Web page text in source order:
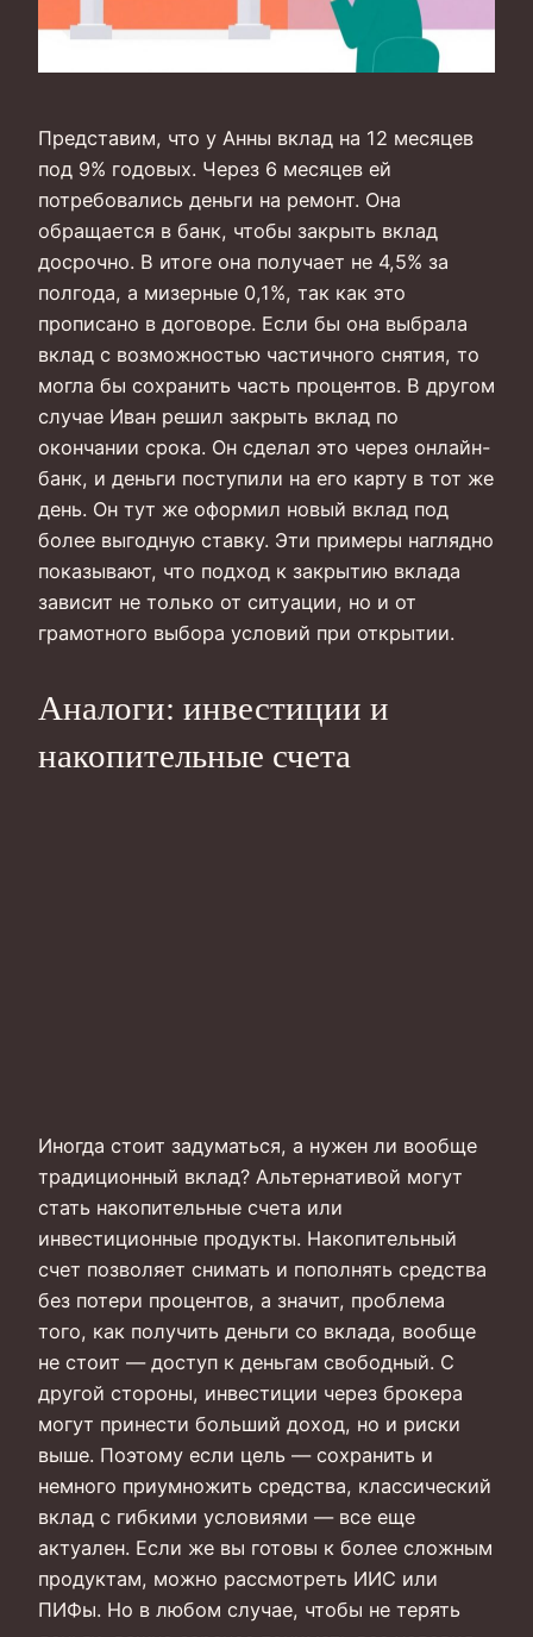
Представим, что у Анны вклад на 12 месяцев
под 9% годовых. Через 6 месяцев ей
потребовались деньги на ремонт. Она
обращается в банк, чтобы закрыть вклад
досрочно. В итоге она получает не 4,5% за
полгода, а мизерные 0,1%, так как это
прописано в договоре. Если бы она выбрала
вклад с возможностью частичного снятия, то
могла бы сохранить часть процентов. В другом
случае Иван решил закрыть вклад по
окончании срока. Он сделал это через онлайн-
банк, и деньги поступили на его карту в тот же
день. Он тут же оформил новый вклад под
более выгодную ставку. Эти примеры наглядно
показывают, что подход к закрытию вклада
зависит не только от ситуации, но и от
грамотного выбора условий при открытии.
Аналоги: инвестиции и
накопительные счета
Иногда стоит задуматься, а нужен ли вообще
традиционный вклад? Альтернативой могут
стать накопительные счета или
инвестиционные продукты. Накопительный
счет позволяет снимать и пополнять средства
без потери процентов, а значит, проблема
того, как получить деньги со вклада, вообще
не стоит — доступ к деньгам свободный. С
другой стороны, инвестиции через брокера
могут принести больший доход, но и риски
выше. Поэтому если цель — сохранить и
немного приумножить средства, классический
вклад с гибкими условиями — все еще
актуален. Если же вы готовы к более сложным
продуктам, можно рассмотреть ИИС или
ПИФы. Но в любом случае, чтобы не терять